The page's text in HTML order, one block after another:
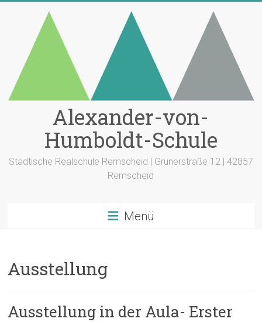
Alexander-von-
Humboldt-Schule
Städtische Realschule Remscheid | Grunerstraße 12 | 42857
Remscheid
Menü
Ausstellung
Ausstellung in der Aula- Erster